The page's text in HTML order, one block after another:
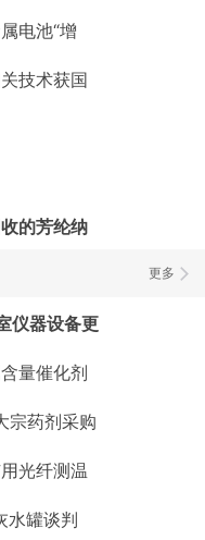
电池“增
技术获国
的芳纶纳
更多
仪器设备更
量催化剂
宗药剂采购
光纤测温
水罐谈判